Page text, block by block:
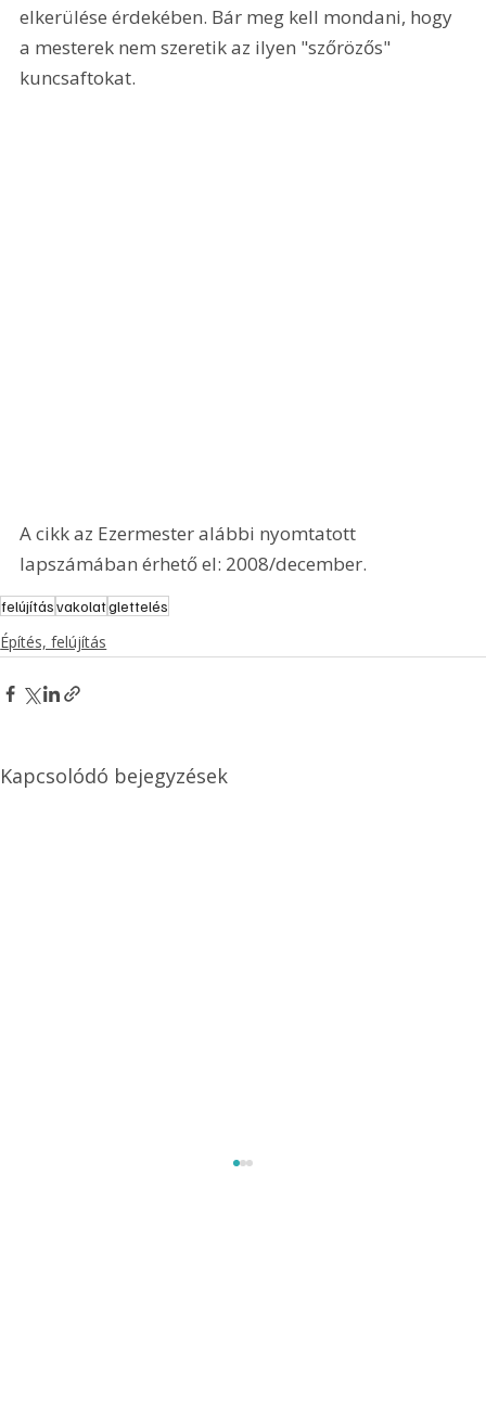
elkerülése érdekében. Bár meg kell mondani, hogy
a mesterek nem szeretik az ilyen "szőrözős"
kuncsaftokat.
A cikk az Ezermester alábbi nyomtatott
lapszámában érhető el: 2008/december.
felújításvakolatglettelés
Építés, felújítás
Kapcsolódó bejegyzések